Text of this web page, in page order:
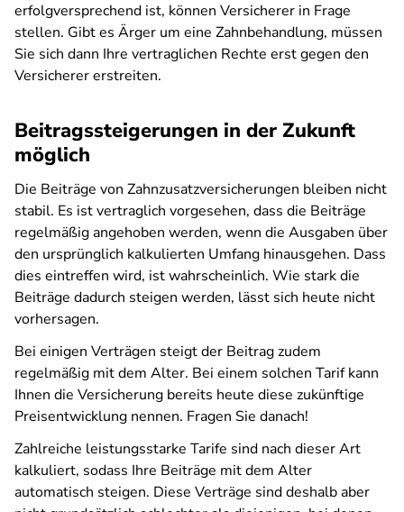
erfolgversprechend ist, können Versicherer in Frage
stellen. Gibt es Ärger um eine Zahnbehandlung, müssen
Sie sich dann Ihre vertraglichen Rechte erst gegen den
Versicherer erstreiten.
Beitragssteigerungen in der Zukunft
möglich
Die Beiträge von Zahnzusatzversicherungen bleiben nicht
stabil. Es ist vertraglich vorgesehen, dass die Beiträge
regelmäßig angehoben werden, wenn die Ausgaben über
den ursprünglich kalkulierten Umfang hinausgehen. Dass
dies eintreffen wird, ist wahrscheinlich. Wie stark die
Beiträge dadurch steigen werden, lässt sich heute nicht
vorhersagen.
Bei einigen Verträgen steigt der Beitrag zudem
regelmäßig mit dem Alter. Bei einem solchen Tarif kann
Ihnen die Versicherung bereits heute diese zukünftige
Preisentwicklung nennen. Fragen Sie danach!
Zahlreiche leistungsstarke Tarife sind nach dieser Art
kalkuliert, sodass Ihre Beiträge mit dem Alter
automatisch steigen. Diese Verträge sind deshalb aber